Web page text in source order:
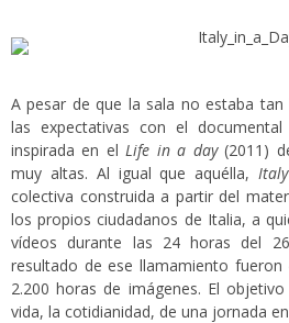
A pesar de que la sala no estaba
las expectativas con el documental
inspirada en elLife in a day(2011)
muy altas. Al igual que aquélla,
colectiva construida a partir del
los propios ciudadanos de Italia, a
vídeos durante las 24 horas del
resultado de ese llamamiento fueron
2.200 horas de imágenes. El
vida, la cotidianidad, de una jornada